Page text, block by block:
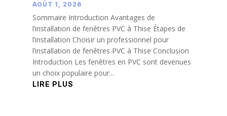
AOÛT 1, 2026
Sommaire Introduction Avantages de
l’installation de fenêtres PVC à Thise Étapes de
l’installation Choisir un professionnel pour
l’installation de fenêtres PVC à Thise Conclusion
Introduction Les fenêtres en PVC sont devenues
un choix populaire pour...
LIRE PLUS